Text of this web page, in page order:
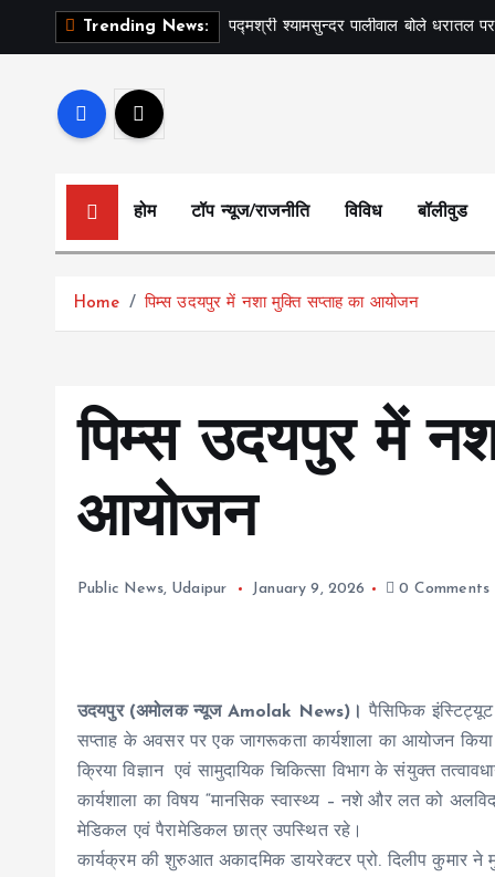
Trending News: पद्मश्री श्यामसुन्दर पालीवाल बोले धरातल
होम टॉप न्यूज/राजनीति विविध बॉलीवुड
Home पिम्स उदयपुर में नशा मुक्ति सप्ताह का आयोजन
पिम्स उदयपुर में
आयोजन
Public News, Udaipur January 9, 2026 0 Comments
उदयपुर (अमोलक न्यूज Amolak News)।
पैसिफिक
सप्ताह के अवसर पर एक जागरूकता कार्यशाला का आयोजन किया
क्रिया विज्ञान एवं सामुदायिक चिकित्सा विभाग के संयुक्त
कार्यशाला का विषय “मानसिक स्वास्थ्य – नशे और लत को
मेडिकल एवं पैरामेडिकल छात्र उपस्थित रहे।
कार्यक्रम की शुरुआत अकादमिक डायरेक्टर प्रो. दिलीप कुमार